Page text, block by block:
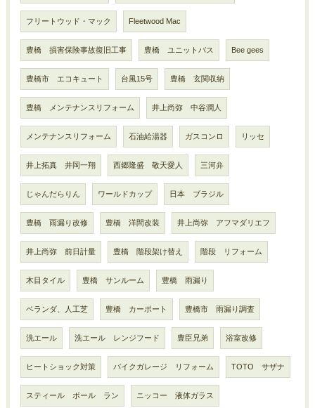
フリートウッド・マック Fleetwood Mac
豊橋 損害保険事故復旧工事 豊橋 ユニットバス Bee gees
豊橋市 エコキュート 台風15号 豊橋 玄関収納
豊橋 メンテナンスリフォーム 井上尚弥 中谷潤人
メンテナンスリフォーム 石油給湯器 ガスコンロ リッセ
井上拓真 井岡一翔 西郷隆盛 敬天愛人 三河弁
じゃんだらりん ワールドカップ 日本 ブラジル
豊橋 雨漏り改修 豊橋 洋間改装 井上尚弥 アフマダリエフ
井上尚弥 前日計量 豊橋 階段架け替え 階段 リフォーム
木目タイル 豊橋 サンルーム 豊橋 雨漏り
ベランダ、人工芝 豊橋 カーポート 豊橋市 雨漏り調査
洗エール 洗エール レンジフード 豊臣兄弟 浴室改修
ヒートショック対策 バイクガレージ リフォーム TOTO サザナ
スティール ボール ラン ニッコー 液体ガラス